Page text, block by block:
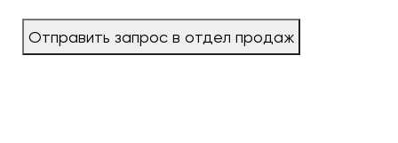
Отправить запрос в отдел продаж